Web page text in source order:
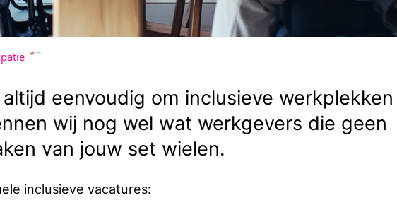
eenvoudig om inclusieve
wij nog wel wat werkgevers die geen
van jouw set wielen.
inclusieve vacatures: